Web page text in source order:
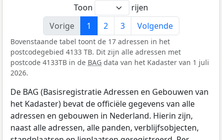
Toon
rijen
Vorige
1 2 3 Volgende
Bovenstaande tabel toont de 17 adressen in het
postcodegebied 4133 TB. Dit zijn alle adressen met
postcode 4133TB in de BAG data van het Kadaster van 1 juli
2026.
De BAG (Basisregistratie Adressen en Gebouwen van
het Kadaster) bevat de officiële gegevens van alle
adressen en gebouwen in Nederland. Hierin zijn,
naast alle adressen, alle panden, verblijfsobjecten,